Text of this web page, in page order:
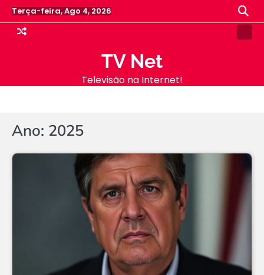
Skip
to
content
Terça-feira, Ago 4, 2026
TV Net
Televisão na Internet!
Ano: 2025